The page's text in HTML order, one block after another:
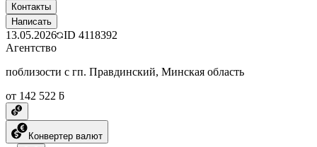
Контакты
Написать
13.05.2026 ID 4118392
Агентство
поблизости с гп. Правдинский, Минская область
от 142 522 ƃ
Конвертер валют